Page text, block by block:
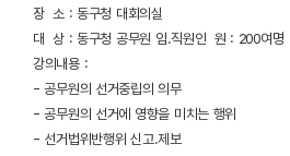
장 소 : 동구청 대회의실
대 상 : 동구청 공무원 임.직원인 원 : 200여명
강의내용 :
- 공무원의 선거중립의 의무
- 공무원의 선거에 영향을 미치는 행위
- 선거법위반행위 신고.제보